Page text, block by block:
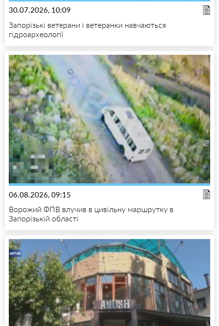
30.07.2026, 10:09
Запорізькі ветерани і ветеранки навчаються
гідроархеології
06.08.2026, 09:15
Ворожий ФПВ влучив в цивільну маршрутку в
Запорізькій області